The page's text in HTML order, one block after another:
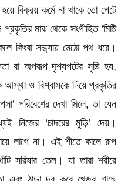
হয়ে বিক্রয় কর্মে না থাকে তো পেটে
মাঝ থেকে সংগীহিত ‘মিষ্টি
কিংবা সন্ধ্যায় মেঠো পথ ধরে।
বা অপরূপ দৃশ্যপটের সৃষ্টি হয,
আস্থা ও বিশ্বাসকে নিয়ে প্রকৃতির
পরিবেশের দেখা মিলে, তা যেন
নিজের ‘চাদরের মুড়ি’ দেয়।
লাগে না। এই শীতে কালে রূপ
সরিষার তেল। যা তারা শরীরে